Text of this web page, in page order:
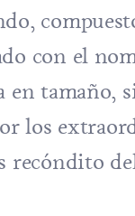
con el
en tamaño,
los
recóndito